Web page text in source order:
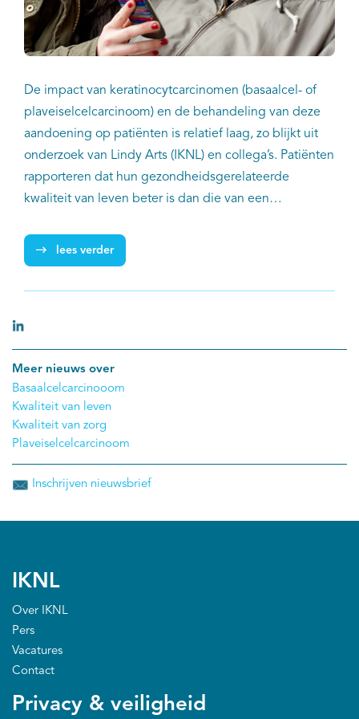
De impact van keratinocytcarcinomen (basaalcel- of
plaveiselcelcarcinoom) en de behandeling van deze
aandoening op patiënten is relatief laag, zo blijkt uit
onderzoek van Lindy Arts (IKNL) en collega’s. Patiënten
rapporteren dat hun gezondheidsgerelateerde
kwaliteit van leven beter is dan die van een
waarschijnlijk het gevolg van aanpassingsgedrag. Ten
aanzien van tevredenheid en cosmetische resultaten
patiënten beter te informeren bij het kiezen van een
behandeling.
lees verder
Meer nieuws over
Basaalcelcarcinooom
Kwaliteit van leven
Kwaliteit van zorg
Plaveiselcelcarcinoom
Inschrijven nieuwsbrief
IKNL
Over IKNL
Pers
Vacatures
Contact
Privacy & veiligheid